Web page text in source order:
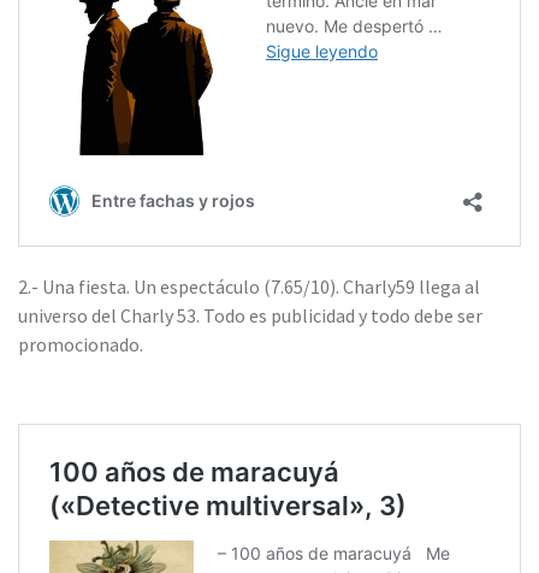
2.- Una fiesta. Un espectáculo (7.65/10). Charly59 llega al
universo del Charly 53. Todo es publicidad y todo debe ser
promocionado.